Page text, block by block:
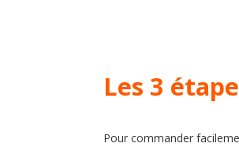
Les 3
Pour commander